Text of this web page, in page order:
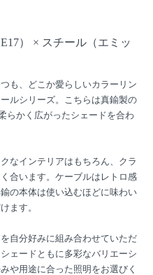
） × スチール（エミッ
も、どこか愛らしいカラーリン
ルシリーズ。こちらは真鍮製の
らかく広がったシェードを合わ
なインテリアはもちろん、クラ
合います。ケーブルはレトロ感
の本体は使い込むほどに味わい
ます。
自分好みに組み合わせていただ
ェードともに多彩なバリエーシ
や用途に合った照明をお選びく